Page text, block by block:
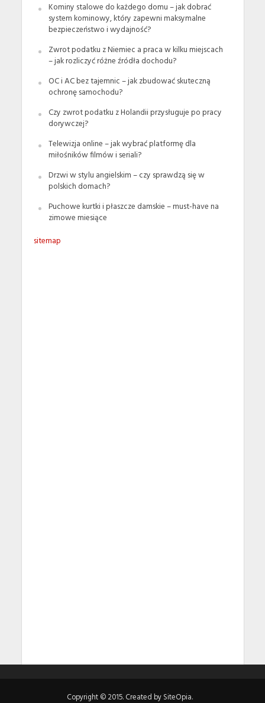
Kominy stalowe do każdego domu – jak dobrać
system kominowy, który zapewni maksymalne
bezpieczeństwo i wydajność?
Zwrot podatku z Niemiec a praca w kilku miejscach
– jak rozliczyć różne źródła dochodu?
OC i AC bez tajemnic – jak zbudować skuteczną
ochronę samochodu?
Czy zwrot podatku z Holandii przysługuje po pracy
dorywczej?
Telewizja online – jak wybrać platformę dla
miłośników filmów i seriali?
Drzwi w stylu angielskim – czy sprawdzą się w
polskich domach?
Puchowe kurtki i płaszcze damskie – must-have na
zimowe miesiące
sitemap
Copyright © 2015. Created by SiteOpia.